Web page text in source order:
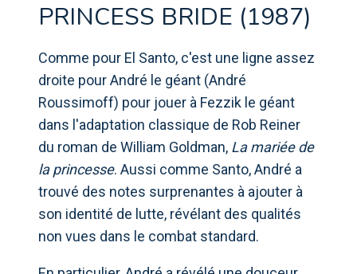
PRINCESS BRIDE (1987)
Comme pour El Santo, c'est une ligne assez
droite pour André le géant (André
Roussimoff) pour jouer à Fezzik le géant
dans l'adaptation classique de Rob Reiner
du roman de William Goldman, La mariée de
la princesse. Aussi comme Santo, André a
trouvé des notes surprenantes à ajouter à
son identité de lutte, révélant des qualités
non vues dans le combat standard.